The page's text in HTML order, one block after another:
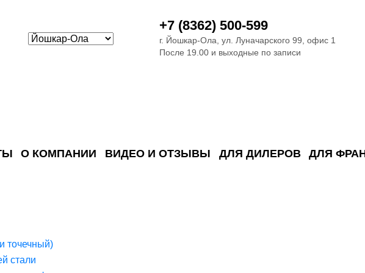
+7 (8362) 500-599
г. Йошкар-Ола, ул. Луначарского 99, офис 1
После 19.00 и выходные по записи
О КОМПАНИИ ВИДЕО И ОТЗЫВЫ ДЛЯ ДИЛЕРОВ ДЛЯ
точечный)
стали